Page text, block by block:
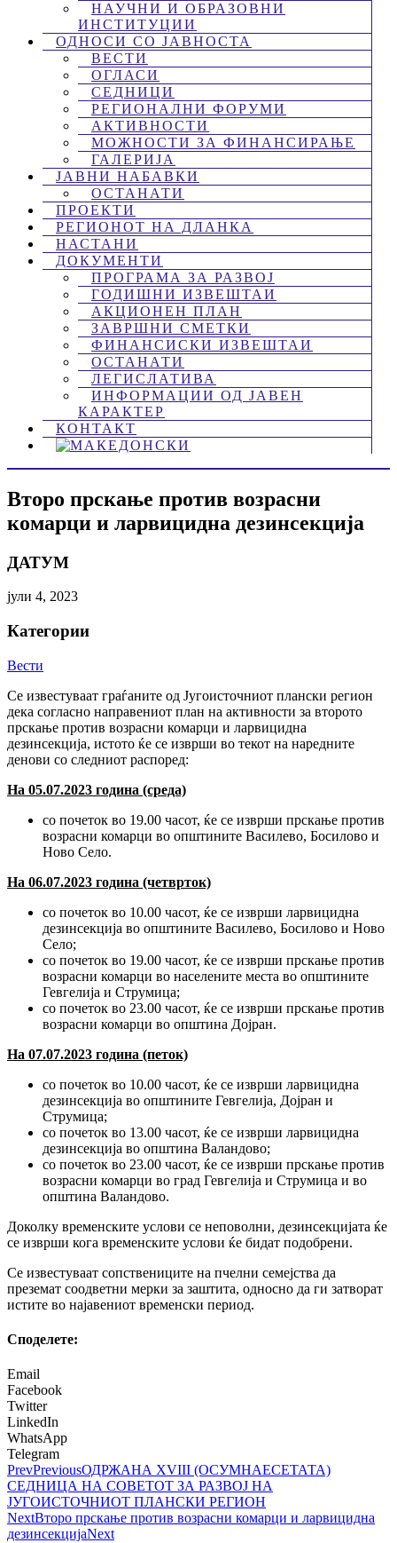
НАУЧНИ И ОБРАЗОВНИ
ИНСТИТУЦИИ
ОДНОСИ СО ЈАВНОСТА
ВЕСТИ
ОГЛАСИ
СЕДНИЦИ
РЕГИОНАЛНИ ФОРУМИ
АКТИВНОСТИ
МОЖНОСТИ ЗА ФИНАНСИРАЊЕ
ГАЛЕРИЈА
ЈАВНИ НАБАВКИ
ОСТАНАТИ
ПРОЕКТИ
РЕГИОНОТ НА ДЛАНКА
НАСТАНИ
ДОКУМЕНТИ
ПРОГРАМА ЗА РАЗВОЈ
ГОДИШНИ ИЗВЕШТАИ
АКЦИОНЕН ПЛАН
ЗАВРШНИ СМЕТКИ
ФИНАНСИСКИ ИЗВЕШТАИ
ОСТАНАТИ
ЛЕГИСЛАТИВА
ИНФОРМАЦИИ ОД ЈАВЕН
КАРАКТЕР
КОНТАКТ
Второ прскање против возрасни
комарци и ларвицидна дезинсекција
ДАТУМ
јули 4, 2023
Категории
Вести
Се известуваат граѓаните од Југоисточниот плански регион
дека согласно направениот план на активности за второто
прскање против возрасни комарци и ларвицидна
дезинсекција, истото ќе се изврши во текот на наредните
денови со следниот распоред:
На 05.07.2023 година (среда)
со почеток во 19.00 часот, ќе се изврши прскање против
возрасни комарци во општините Василево, Босилово и
Ново Село.
На 06.07.2023 година (четврток)
со почеток во 10.00 часот, ќе се изврши ларвицидна
дезинсекција во општините Василево, Босилово и Ново
Село;
со почеток во 19.00 часот, ќе се изврши прскање против
возрасни комарци во населените места во општините
Гевгелија и Струмица;
со почеток во 23.00 часот, ќе се изврши прскање против
возрасни комарци во општина Дојран.
На 07.07.2023 година (петок)
со почеток во 10.00 часот, ќе се изврши ларвицидна
дезинсекција во општините Гевгелија, Дојран и
Струмица;
со почеток во 13.00 часот, ќе се изврши ларвицидна
дезинсекција во општина Валандово;
со почеток во 23.00 часот, ќе се изврши прскање против
возрасни комарци во град Гевгелија и Струмица и во
општина Валандово.
Доколку временските услови се неповолни, дезинсекцијата ќе
се изврши кога временските услови ќе бидат подобрени.
Се известуваат сопствениците на пчелни семејства да
преземат соодветни мерки за заштита, односно да ги затворат
истите во најавениот временски период.
Споделeте:
Email
Facebook
Twitter
LinkedIn
WhatsApp
Telegram
PrevPreviousОДРЖАНА XVIII (ОСУМНАЕСЕТАТА)
СЕДНИЦА НА СОВЕТОТ ЗА РАЗВОЈ НА
ЈУГОИСТОЧНИОТ ПЛАНСКИ РЕГИОН
NextВторо прскање против возрасни комарци и ларвицидна
дезинсекцијаNext